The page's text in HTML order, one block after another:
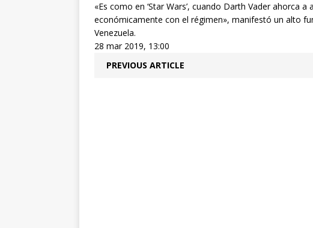
«Es como en ‘Star Wars’, cuando Darth Vader ahorca
económicamente con el régimen», manifestó un alto
Venezuela.
28 mar 2019, 13:00
PREVIOUS ARTICLE